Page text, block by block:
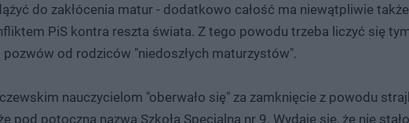
do zakłócenia matur - dodatkowo całość ma niewątpliwie
PiS kontra reszta świata. Z tego powodu trzeba liczyć się
od rodziców "niedoszłych maturzystów".
nauczycielom "oberwało się" za zamknięcie z powodu
pod potoczną nazwą Szkoła Specjalna nr 9. Wydaje się, że nie